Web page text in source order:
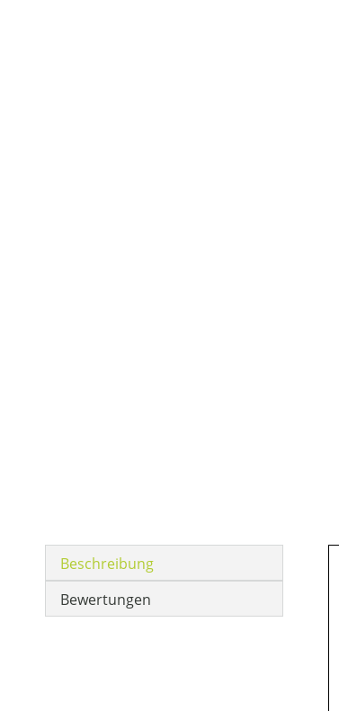
Beschreibung
Bewertungen